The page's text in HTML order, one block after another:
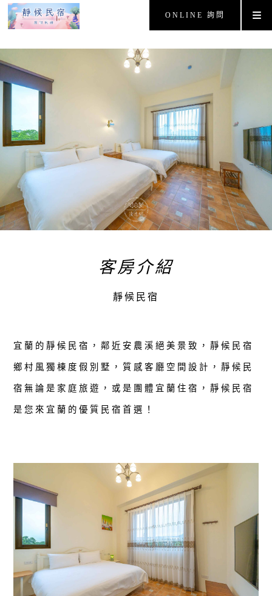
ONLINE 詢問
客房介紹
靜候民宿
宜蘭的靜候民宿，鄰近安農溪絕美景致，靜候民宿
鄉村風獨棟度假別墅，質感客廳空間設計，靜候民
宿無論是家庭旅遊，或是團體宜蘭住宿，靜候民宿
是您來宜蘭的優質民宿首選！